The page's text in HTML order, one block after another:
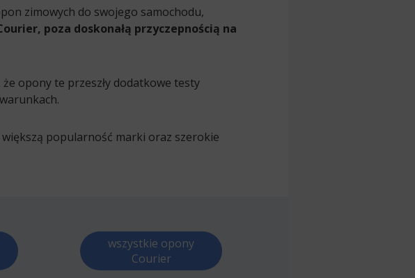
zimowych do swojego samochodu,
poza doskonałą przyczepnością na
opony te przeszły dodatkowe testy
popularność marki oraz szerokie
wszystkie opony
Courier